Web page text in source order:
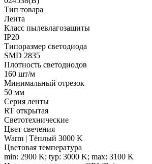
Тип товара
Лента
Класс пылевлагозащиты
IP20
Типоразмер светодиода
SMD 2835
Плотность светодиодов
160 шт/м
Минимальный отрезок
50 мм
Серия ленты
RT открытая
Светотехнические
Цвет свечения
Warm | Тёплый 3000 K
Цветовая температура
min: 2900 K; typ: 3000 K; max: 3100 K